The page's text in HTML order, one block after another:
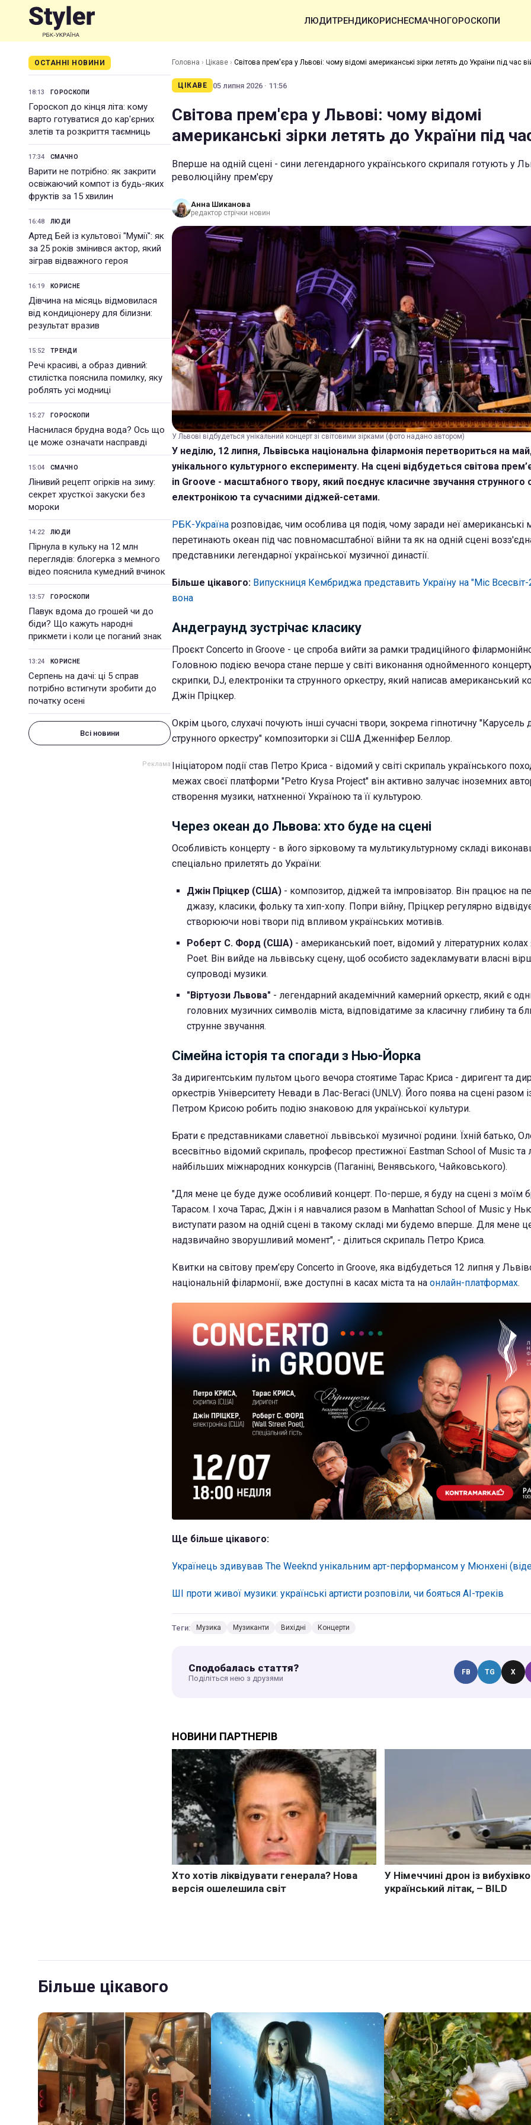
ЛЮДИТРЕНДИКОРИСНЕСМАЧНОГОРОСКОПИ
ОСТАННІ НОВИНИ
18:13 ГОРОСКОПИ
Гороскоп до кінця літа: кому
варто готуватися до кар'єрних
злетів та розкриття таємниць
17:34 СМАЧНО
Варити не потрібно: як закрити
освіжаючий компот із будь-яких
фруктів за 15 хвилин
16:48 ЛЮДИ
Артед Бей із культової "Мумії": як
за 25 років змінився актор, який
зіграв відважного героя
16:19 КОРИСНЕ
Дівчина на місяць відмовилася
від кондиціонеру для білизни:
результат вразив
15:52 ТРЕНДИ
Речі красиві, а образ дивний:
стилістка пояснила помилку, яку
роблять усі модниці
15:27 ГОРОСКОПИ
Наснилася брудна вода? Ось що
це може означати насправді
15:04 СМАЧНО
Лінивий рецепт огірків на зиму:
секрет хрусткої закуски без
мороки
14:22 ЛЮДИ
Пірнула в кульку на 12 млн
переглядів: блогерка з мемного
відео пояснила кумедний вчинок
13:57 ГОРОСКОПИ
Павук вдома до грошей чи до
біди? Що кажуть народні
прикмети і коли це поганий знак
13:24 КОРИСНЕ
Серпень на дачі: ці 5 справ
потрібно встигнути зробити до
початку осені
Всі новини
Головна › Цікаве › Світова прем'єра у Львові: чому відомі американські зірки летять до України під час
ЦІКАВЕ 05 липня 2026 · 11:56
Світова прем'єра у Львові: чому відомі
американські зірки летять до України під
Вперше на одній сцені - сини легендарного українського скрипаля готують у
революційну прем'єру
Анна Шиканова
редактор стрічки новин
У Львові відбудеться унікальний концерт зі світовими зірками (фото надано автором)
У неділю, 12 липня, Львівська національна філармонія перетвориться на
унікального культурного експерименту. На сцені відбудеться світова
in Groove - масштабного твору, який поєднує класичне звучання струнного
електронікою та сучасними діджей-сетами.
РБК-Україна розповідає, чим особлива ця подія, чому заради неї американські
перетинають океан під час повномасштабної війни та як на одній сцені
представники легендарної української музичної династії.
Більше цікавого: Випускниця Кембриджа представить Україну на "Міс Всесвіт-
вона
Андеграунд зустрічає класику
Проєкт Concerto in Groove - це спроба вийти за рамки традиційного
Головною подією вечора стане перше у світі виконання однойменного
скрипки, DJ, електроніки та струнного оркестру, який написав американський
Джін Пріцкер.
Окрім цього, слухачі почують інші сучасні твори, зокрема гіпнотичну "Карусель
струнного оркестру" композиторки зі США Дженніфер Беллор.
Ініціатором події став Петро Криса - відомий у світі скрипаль українського
межах своєї платформи "Petro Krysa Project" він активно залучає іноземних
створення музики, натхненної Україною та її культурою.
Через океан до Львова: хто буде на сцені
Особливість концерту - в його зірковому та мультикультурному складі
спеціально прилетять до України:
Джін Пріцкер (США) - композитор, діджей та імпровізатор. Він працює на
джазу, класики, фольку та хип-хопу. Попри війну, Пріцкер регулярно
створюючи нові твори під впливом українських мотивів.
Роберт С. Форд (США) - американський поет, відомий у літературних
Poet. Він вийде на львівську сцену, щоб особисто задекламувати власні
супроводі музики.
"Віртуози Львова" - легендарний академічний камерний оркестр, який є
головних музичних символів міста, відповідатиме за класичну глибину та
струнне звучання.
Сімейна історія та спогади з Нью-Йорка
За диригентським пультом цього вечора стоятиме Тарас Криса - диригент та
оркестрів Університету Невади в Лас-Вегасі (UNLV). Його поява на сцені разом
Петром Крисою робить подію знаковою для української культури.
Брати є представниками славетної львівської музичної родини. Їхній батько,
всесвітньо відомий скрипаль, професор престижної Eastman School of Music та
найбільших міжнародних конкурсів (Паганіні, Венявського, Чайковського).
"Для мене це буде дуже особливий концерт. По-перше, я буду на сцені з моїм
Тарасом. І хоча Тарас, Джін і я навчалися разом в Manhattan School of Music у
виступати разом на одній сцені в такому складі ми будемо вперше. Для мене
надзвичайно зворушливий момент", - ділиться скрипаль Петро Криса.
Квитки на світову прем’єру Concerto in Groove, яка відбудеться 12 липня у
національній філармонії, вже доступні в касах міста та на онлайн-платформах.
Ще більше цікавого:
Українець здивував The Weeknd унікальним арт-перформансом у Мюнхені
ШІ проти живої музики: українські артисти розповіли, чи бояться AI-треків
Теги: Музика Музиканти Вихідні Концерти
Сподобалась стаття?
Поділіться нею з друзями
FB TG X
Більше цікавого